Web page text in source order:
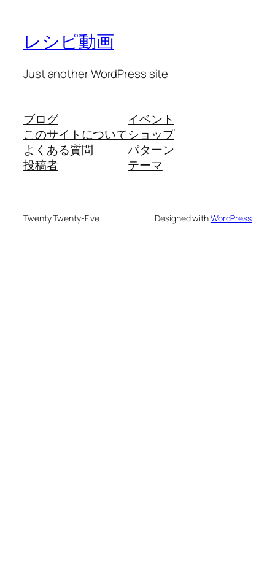
レシピ動画
Just another WordPress site
ブログ
このサイトについて
よくある質問
投稿者
イベント
ショップ
パターン
テーマ
Twenty Twenty-Five Designed withWordPress